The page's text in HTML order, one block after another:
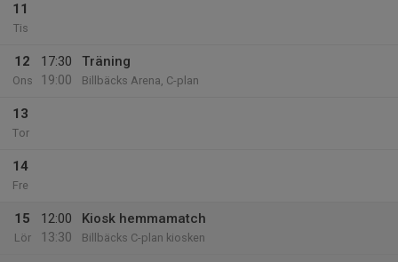
11
Tis
12
Ons
17:30
19:00
Träning
Billbäcks Arena, C-plan
13
Tor
14
Fre
15
Lör
12:00
13:30
Kiosk hemmamatch
Billbäcks C-plan kiosken